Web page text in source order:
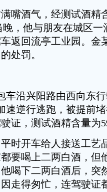
嘴酒气，经测试酒精
晚，他与朋友在城区
返回流亭工业园。金
处罚。
沿兴阳路由西向东
速逆行逃跑，被提前
证，测试酒精含量为
时开车给人接送工艺
要喝上二两白酒，但
喝下二两白酒后，突
走得匆忙，连驾驶证